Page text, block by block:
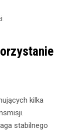
kilka
stabilnego